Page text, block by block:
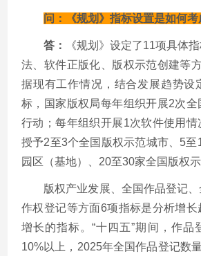
问：《规划》指标设置是如何考
答： 《规划》设定了11项具体
法、软件正版化、版权示范创建等
据现有工作情况，结合发展趋势设
标，国家版权局每年组织开展2次全
行动；每年组织开展1次软件使用
授予2至3个全国版权示范城市、 5至
园区（基地）、 20至30家全国版权示
版权产业发展、全国作品登记、
作权登记等方面6项指标是分析增
增长的指标。“十四五”期间，作品
10%以上， 2025年全国作品登记数